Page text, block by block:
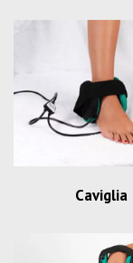
Caviglia